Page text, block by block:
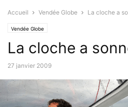
Accueil Vendée Globe La cloche a
Vendée Globe
La cloche a
27 janvier 2009